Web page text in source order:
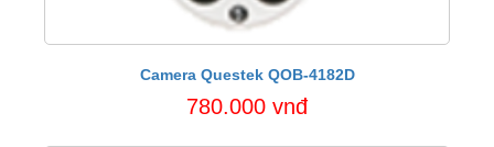
Camera Questek QOB-4182D
780.000 vnđ